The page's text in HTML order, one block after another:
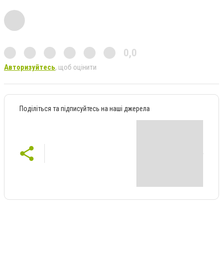
0,0
Авторизуйтесь, щоб оцінити
Поділіться та підписуйтесь на наші джерела